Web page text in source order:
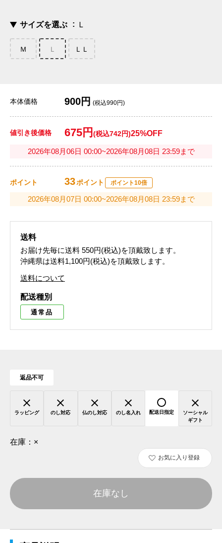
サイズを選ぶ Ｌ
Ｍ Ｌ ＬＬ
本体価格 900円 (税込990円)
値引き後価格 675円 (税込742円)25%OFF
2026年08月06日 00:00~2026年08月08日 23:59まで
ポイント 33ポイント ポイント10倍
2026年08月07日 00:00~2026年08月08日 23:59まで
送料
お届け先毎に送料 550円(税込)を頂戴致します。
沖縄県は送料1,100円(税込)を頂戴致します。
送料について
配送種別
通常品
返品不可
ラッピング のし対応 仏のし対応 のし名入れ 配送日指定
ソーシャル
ギフト
在庫： ×
お気に入り登録
在庫なし